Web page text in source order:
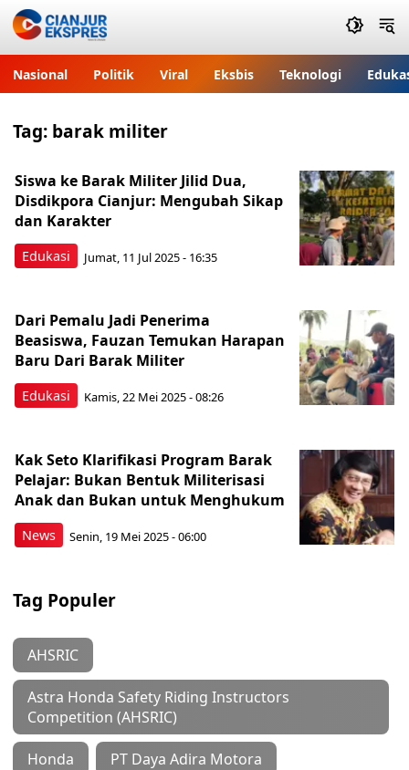
Nasional Politik Viral Eksbis Teknologi
Tag: barak militer
Edukasi
Siswa ke Barak Militer Jilid Dua,
Disdikpora Cianjur: Mengubah Sikap
dan Karakter
Jumat, 11 Jul 2025 - 16:35
Edukasi
Dari Pemalu Jadi Penerima
Beasiswa, Fauzan Temukan Harapan
Baru Dari Barak Militer
Kamis, 22 Mei 2025 - 08:26
News
Kak Seto Klarifikasi Program Barak
Pelajar: Bukan Bentuk Militerisasi
Anak dan Bukan untuk Menghukum
Senin, 19 Mei 2025 - 06:00
Tag Populer
AHSRIC
Astra Honda Safety Riding Instructors
Competition (AHSRIC)
Honda PT Daya Adira Motora